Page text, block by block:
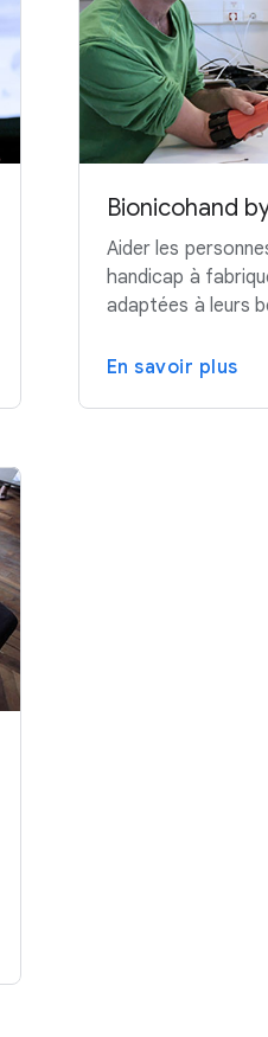
Bionicohand
Aider les
handicap à
adaptées à leurs
En savoir plus